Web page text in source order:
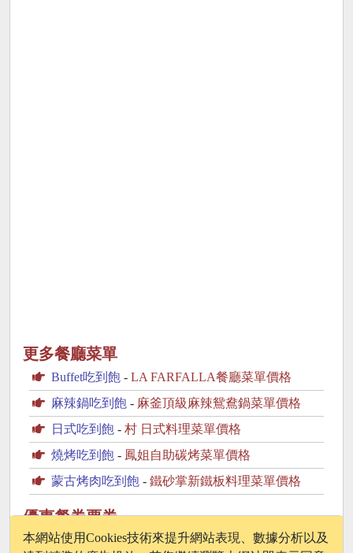
更多餐廳菜單
Buffet吃到飽 - LA FARFALLA餐廳菜單價格
麻辣鍋吃到飽 - 麻釜頂級麻辣鴛鴦鍋菜單價格
日式吃到飽 - 村 日式料理菜單價格
燒烤吃到飽 - 鳳姐自助碳烤菜單價格
蒙古烤肉吃到飽 - 鐵砂掌新鐵板料理菜單價格
優惠餐券票券
Klook.com
本網站使用Cookies技術來提升網站表現、數據分析以及